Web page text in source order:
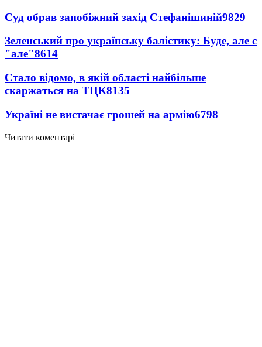
Суд обрав запобіжний захід Стефанішиній9829
Зеленський про українську балістику: Буде, але є
"але"8614
Стало відомо, в якій області найбільше
скаржаться на ТЦК8135
Україні не вистачає грошей на армію6798
Читати коментарі